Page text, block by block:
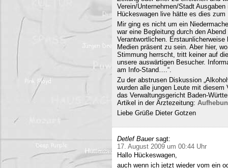
Verein/Unternehmen/Stadt
Hückeswagen live hätte es dies zum
Mir ging es nicht um ein
war eine Begleitung durch den
Verantwortlichen.
Medien präsent zu sein. Aber hier,
Stimmung herrscht, tritt keiner auf
unsere auswärtigen Besucher.
am Info-Stand….“.
Zu der abstrusen Diskussion
wurden alle jungen Leute mit
das Verwaltungsgericht Baden-
Artikel in der Ärztezeitung:
Liebe Grüße Dieter Gotzen
Detlef Bauer sagt:
17. August 2009 um 00:44 Uhr
Hallo Hückeswagen,
auch wenn ich jetzt wieder vom ein